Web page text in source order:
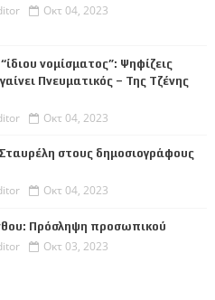
Οκτ 04, 2023
νομίσματος”: Ψηφίζεις
Πνευματικός – Της Τζένης
Οκτ 04, 2023
στους δημοσιογράφους
Οκτ 04, 2023
Πρόσληψη προσωπικού
Οκτ 03, 2023